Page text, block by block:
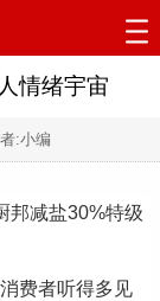
情绪宇宙
:小编
邦减盐30%特级
费者听得多见